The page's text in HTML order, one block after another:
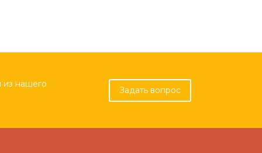
из нашего
Задать вопрос